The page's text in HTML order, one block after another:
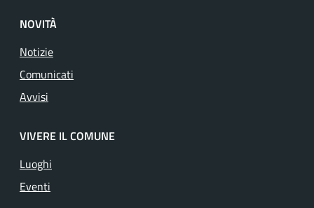
NOVITÀ
Notizie
Comunicati
Avvisi
VIVERE IL COMUNE
Luoghi
Eventi